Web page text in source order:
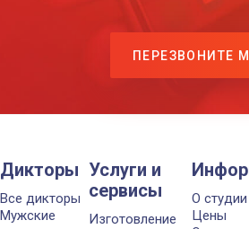
ПЕРЕЗВОНИТЕ
Дикторы
Все дикторы
Мужские
Услуги и
сервисы
Изготовление
О студии
Цены